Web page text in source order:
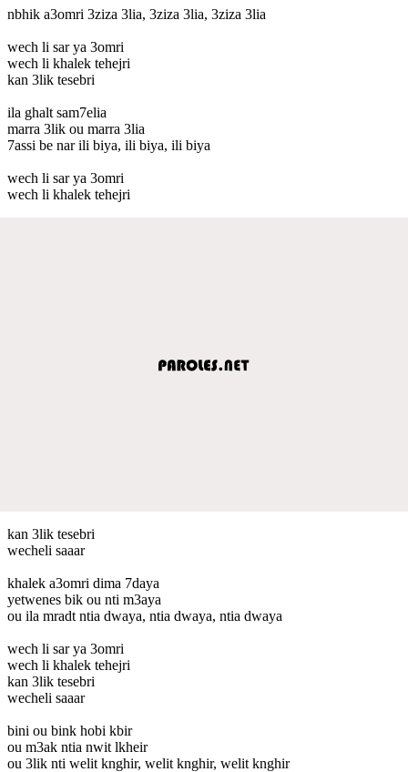
nbhik a3omri 3ziza 3lia, 3ziza 3lia, 3ziza 3lia
wech li sar ya 3omri
wech li khalek tehejri
kan 3lik tesebri
ila ghalt sam7elia
marra 3lik ou marra 3lia
7assi be nar ili biya, ili biya, ili biya
wech li sar ya 3omri
wech li khalek tehejri
kan 3lik tesebri
wecheli saaar
khalek a3omri dima 7daya
yetwenes bik ou nti m3aya
ou ila mradt ntia dwaya, ntia dwaya, ntia dwaya
wech li sar ya 3omri
wech li khalek tehejri
kan 3lik tesebri
wecheli saaar
bini ou bink hobi kbir
ou m3ak ntia nwit lkheir
ou 3lik nti welit knghir, welit knghir, welit knghir